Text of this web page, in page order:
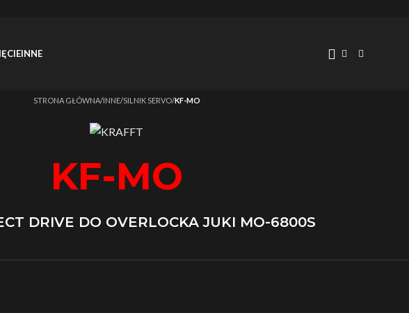
INNE
Strona główna/INNE/SILNIK SERVO/KF-MO
KF-MO
DRIVE DO OVERLOCKA JUKI MO-6800S